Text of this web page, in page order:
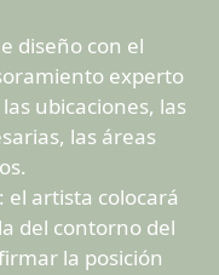
diseño con el
experto
ubicaciones, las
las áreas
el artista colocará
del contorno del
la posición